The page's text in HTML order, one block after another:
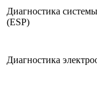
Диагностика
(ESP)
Диагностика